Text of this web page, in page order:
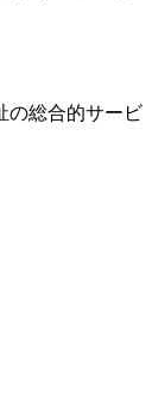
の総合的サービ